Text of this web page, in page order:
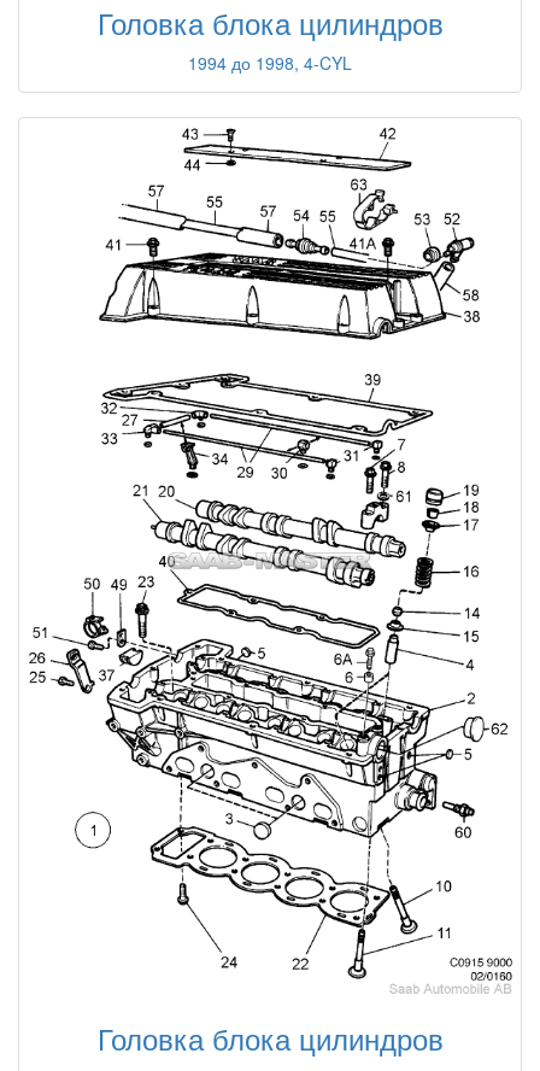
Головка блока цилиндров
1994 до 1998, 4-CYL
Головка блока цилиндров